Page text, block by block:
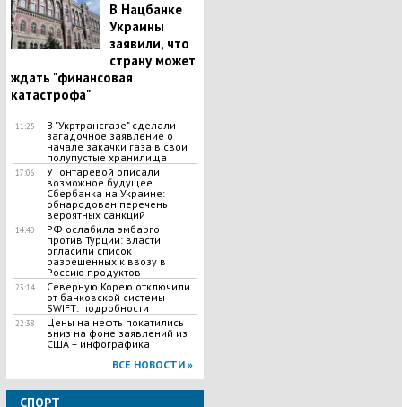
В Нацбанке
Украины
заявили, что
страну может
ждать "финансовая
катастрофа"
11:25
В "Укртрансгазе" сделали
загадочное заявление о
начале закачки газа в свои
полупустые хранилища
17:06
У Гонтаревой описали
возможное будущее
Сбербанка на Украине:
обнародован перечень
вероятных санкций
14:40
РФ ослабила эмбарго
против Турции: власти
огласили список
разрешенных к ввозу в
Россию продуктов
23:14
Северную Корею отключили
от банковской системы
SWIFT: подробности
22:38
Цены на нефть покатились
вниз на фоне заявлений из
США – инфографика
ВСЕ НОВОСТИ »
СПОРТ